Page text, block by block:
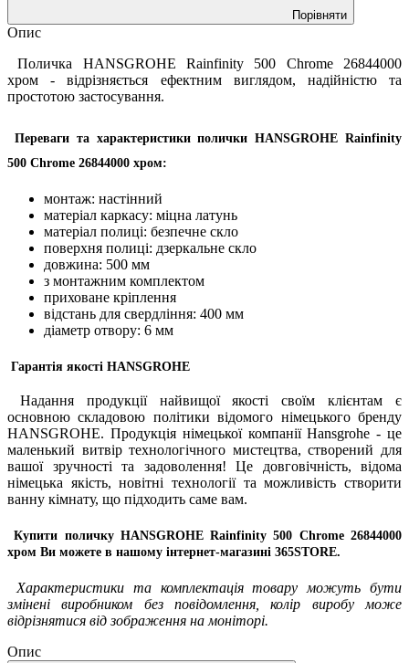
Порівняти
Опис
Поличка HANSGROHE Rainfinity 500 Chrome 26844000
хром - відрізняється ефектним виглядом, надійністю та
простотою застосування.
Переваги та характеристики полички HANSGROHE Rainfinity
500 Chrome 26844000 хром:
монтаж: настінний
матеріал каркасу: міцна латунь
матеріал полиці: безпечне скло
поверхня полиці: дзеркальне скло
довжина: 500 мм
з монтажним комплектом
приховане кріплення
відстань для свердління: 400 мм
діаметр отвору: 6 мм
Гарантія якості HANSGROHE
Надання продукції найвищої якості своїм клієнтам є
основною складовою політики відомого німецького бренду
HANSGROHE. Продукція німецької компанії Hansgrohe - це
маленький витвір технологічного мистецтва, створений для
вашої зручності та задоволення! Це довговічність, відома
німецька якість, новітні технології та можливість створити
ванну кімнату, що підходить саме вам.
Купити поличку HANSGROHE Rainfinity 500 Chrome 26844000
хром Ви можете в нашому інтернет-магазині 365STORE.
Характеристики та комплектація товару можуть бути
змінені виробником без повідомлення, колір виробу може
відрізнятися від зображення на моніторі.
Опис